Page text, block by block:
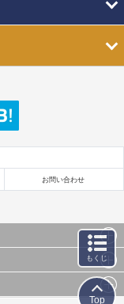
お問い合わせ
ータ等）及びこれらの配置・
を行うことは固く禁じており
れた見解・感想です。
もくじ
Top